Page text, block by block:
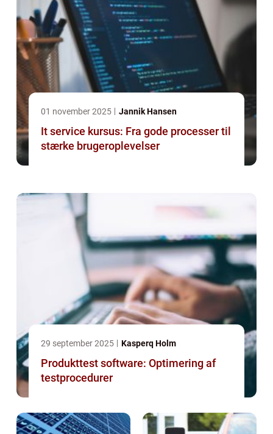
01 november 2025 Jannik Hansen
It service kursus: Fra gode processer til
stærke brugeroplevelser
29 september 2025 Kasperq Holm
Produkttest software: Optimering af
testprocedurer